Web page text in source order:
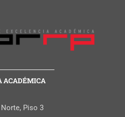
ACADÉMICA
Piso 3